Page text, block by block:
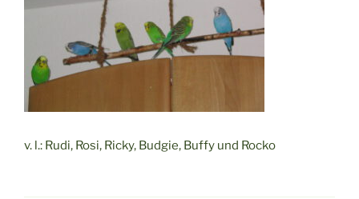
v. l.: Rudi, Rosi, Ricky, Budgie, Buffy und Rocko